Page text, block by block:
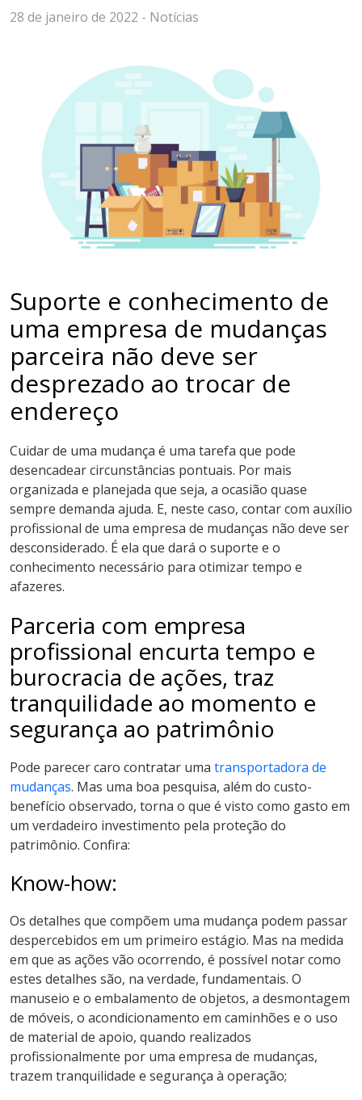
28 de janeiro de 2022 - Notícias
Suporte e conhecimento de
uma empresa de mudanças
parceira não deve ser
desprezado ao trocar de
endereço
Cuidar de uma mudança é uma tarefa que pode
desencadear circunstâncias pontuais. Por mais
organizada e planejada que seja, a ocasião quase
sempre demanda ajuda. E, neste caso, contar com auxílio
profissional de uma empresa de mudanças não deve ser
desconsiderado. É ela que dará o suporte e o
conhecimento necessário para otimizar tempo e
afazeres.
Parceria com empresa
profissional encurta tempo e
burocracia de ações, traz
tranquilidade ao momento e
segurança ao patrimônio
Pode parecer caro contratar uma transportadora de
mudanças. Mas uma boa pesquisa, além do custo-
benefício observado, torna o que é visto como gasto em
um verdadeiro investimento pela proteção do
patrimônio. Confira:
Know-how:
Os detalhes que compõem uma mudança podem passar
despercebidos em um primeiro estágio. Mas na medida
em que as ações vão ocorrendo, é possível notar como
estes detalhes são, na verdade, fundamentais. O
manuseio e o embalamento de objetos, a desmontagem
de móveis, o acondicionamento em caminhões e o uso
de material de apoio, quando realizados
profissionalmente por uma empresa de mudanças,
trazem tranquilidade e segurança à operação;